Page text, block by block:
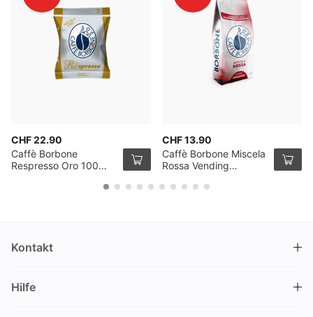
CHF 22.90
Caffè Borbone
Respresso Oro 100
CHF 13.90
Caffè Borbone Miscela
Rossa Vending
Kontakt
Nüschelerstrasse 35
Hilfe